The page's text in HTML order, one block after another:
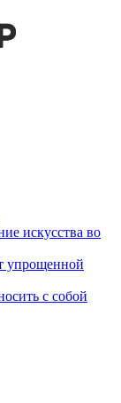
искусства во
упрощенной
с собой